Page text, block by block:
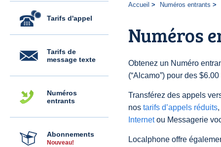
Tarifs d'appel
Tarifs de
message texte
Numéros
entrants
Abonnements
Nouveau!
Accueil Numéros entrants
Numéros
Obtenez un Numéro
(“Alcamo”) pour des
Transférez des appels
nos tarifs d’appels réduits
Internetou Messagerie
Localphone offre